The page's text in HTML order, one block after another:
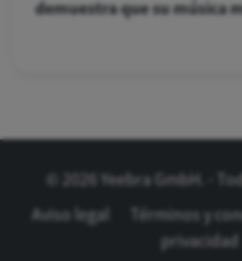
demuestra que su música
© 2026 Yeebra GmbH. -
Aviso legal
Términos y
privacidad